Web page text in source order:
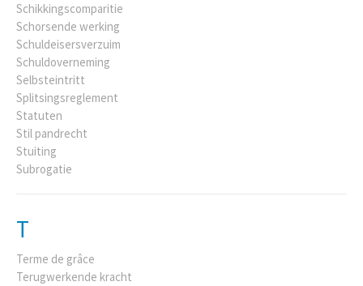
Schikkingscomparitie
Schorsende werking
Schuldeisersverzuim
Schuldoverneming
Selbsteintritt
Splitsingsreglement
Statuten
Stil pandrecht
Stuiting
Subrogatie
T
Terme de grâce
Terugwerkende kracht